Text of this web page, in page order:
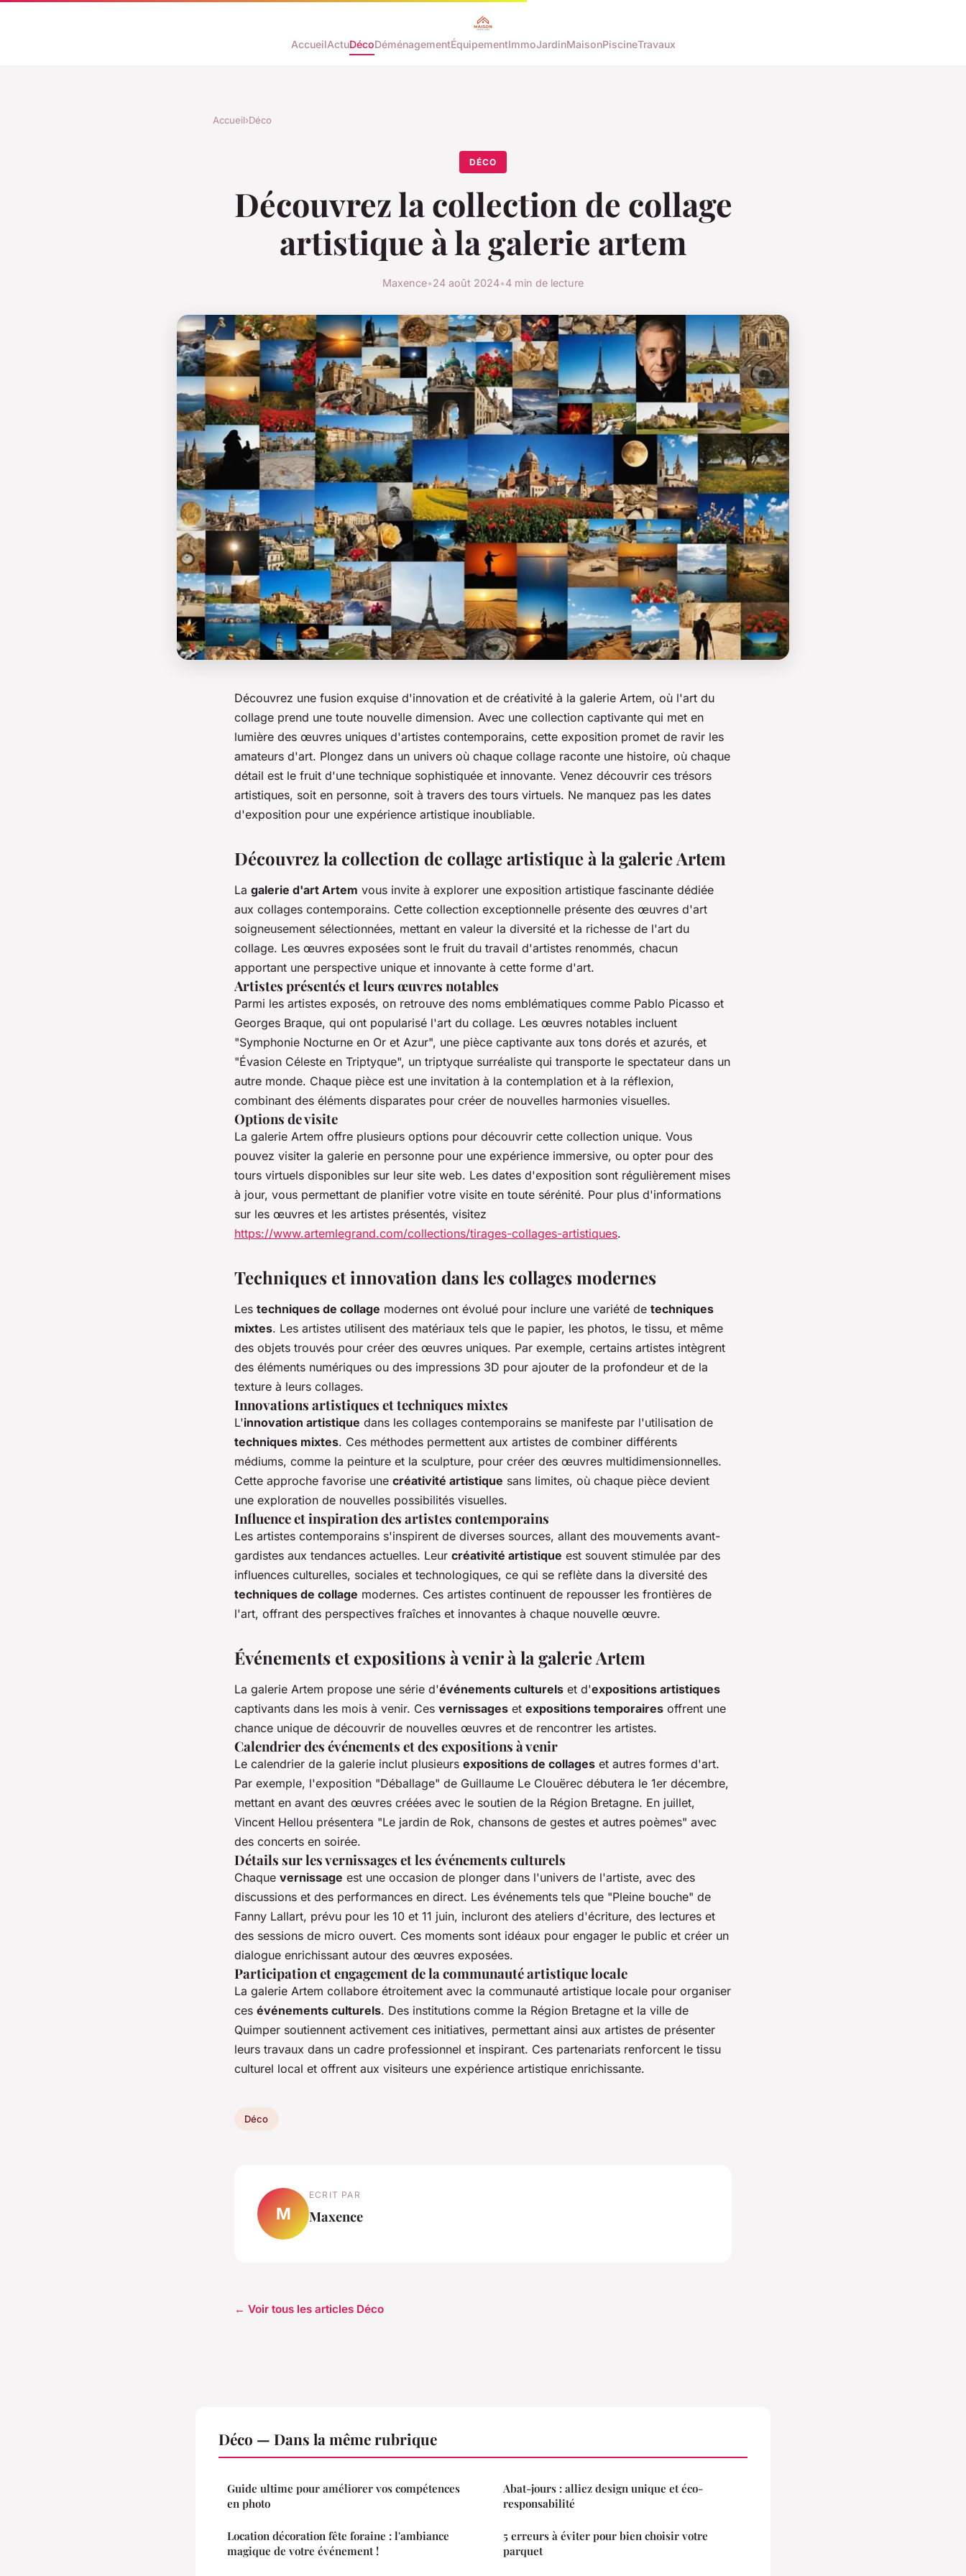
AccueilActuDécoDéménagementÉquipementImmoJardinMaisonPiscineTravaux
Accueil›Déco
DÉCO
Découvrez la collection de collage
artistique à la galerie artem
Maxence•24 août 2024•4 min de lecture
Découvrez une fusion exquise d'innovation et de créativité à la galerie Artem, où l'art du
collage prend une toute nouvelle dimension. Avec une collection captivante qui met en
lumière des œuvres uniques d'artistes contemporains, cette exposition promet de ravir les
amateurs d'art. Plongez dans un univers où chaque collage raconte une histoire, où chaque
détail est le fruit d'une technique sophistiquée et innovante. Venez découvrir ces trésors
artistiques, soit en personne, soit à travers des tours virtuels. Ne manquez pas les dates
d'exposition pour une expérience artistique inoubliable.
Découvrez la collection de collage artistique à la galerie Artem
La galerie d'art Artem vous invite à explorer une exposition artistique fascinante dédiée
aux collages contemporains. Cette collection exceptionnelle présente des œuvres d'art
soigneusement sélectionnées, mettant en valeur la diversité et la richesse de l'art du
collage. Les œuvres exposées sont le fruit du travail d'artistes renommés, chacun
apportant une perspective unique et innovante à cette forme d'art.
Artistes présentés et leurs œuvres notables
Parmi les artistes exposés, on retrouve des noms emblématiques comme Pablo Picasso et
Georges Braque, qui ont popularisé l'art du collage. Les œuvres notables incluent
"Symphonie Nocturne en Or et Azur", une pièce captivante aux tons dorés et azurés, et
"Évasion Céleste en Triptyque", un triptyque surréaliste qui transporte le spectateur dans un
autre monde. Chaque pièce est une invitation à la contemplation et à la réflexion,
combinant des éléments disparates pour créer de nouvelles harmonies visuelles.
Options de visite
La galerie Artem offre plusieurs options pour découvrir cette collection unique. Vous
pouvez visiter la galerie en personne pour une expérience immersive, ou opter pour des
tours virtuels disponibles sur leur site web. Les dates d'exposition sont régulièrement mises
à jour, vous permettant de planifier votre visite en toute sérénité. Pour plus d'informations
sur les œuvres et les artistes présentés, visitez
https://www.artemlegrand.com/collections/tirages-collages-artistiques.
Techniques et innovation dans les collages modernes
Les techniques de collage modernes ont évolué pour inclure une variété de techniques
mixtes. Les artistes utilisent des matériaux tels que le papier, les photos, le tissu, et même
des objets trouvés pour créer des œuvres uniques. Par exemple, certains artistes intègrent
des éléments numériques ou des impressions 3D pour ajouter de la profondeur et de la
texture à leurs collages.
Innovations artistiques et techniques mixtes
L'innovation artistique dans les collages contemporains se manifeste par l'utilisation de
techniques mixtes. Ces méthodes permettent aux artistes de combiner différents
médiums, comme la peinture et la sculpture, pour créer des œuvres multidimensionnelles.
Cette approche favorise une créativité artistique sans limites, où chaque pièce devient
une exploration de nouvelles possibilités visuelles.
Influence et inspiration des artistes contemporains
Les artistes contemporains s'inspirent de diverses sources, allant des mouvements avant-
gardistes aux tendances actuelles. Leur créativité artistique est souvent stimulée par des
influences culturelles, sociales et technologiques, ce qui se reflète dans la diversité des
techniques de collage modernes. Ces artistes continuent de repousser les frontières de
l'art, offrant des perspectives fraîches et innovantes à chaque nouvelle œuvre.
Événements et expositions à venir à la galerie Artem
La galerie Artem propose une série d'événements culturels et d'expositions artistiques
captivants dans les mois à venir. Ces vernissages et expositions temporaires offrent une
chance unique de découvrir de nouvelles œuvres et de rencontrer les artistes.
Calendrier des événements et des expositions à venir
Le calendrier de la galerie inclut plusieurs expositions de collages et autres formes d'art.
Par exemple, l'exposition "Déballage" de Guillaume Le Clouërec débutera le 1er décembre,
mettant en avant des œuvres créées avec le soutien de la Région Bretagne. En juillet,
Vincent Hellou présentera "Le jardin de Rok, chansons de gestes et autres poèmes" avec
des concerts en soirée.
Détails sur les vernissages et les événements culturels
Chaque vernissage est une occasion de plonger dans l'univers de l'artiste, avec des
discussions et des performances en direct. Les événements tels que "Pleine bouche" de
Fanny Lallart, prévu pour les 10 et 11 juin, incluront des ateliers d'écriture, des lectures et
des sessions de micro ouvert. Ces moments sont idéaux pour engager le public et créer un
dialogue enrichissant autour des œuvres exposées.
Participation et engagement de la communauté artistique locale
La galerie Artem collabore étroitement avec la communauté artistique locale pour organiser
ces événements culturels. Des institutions comme la Région Bretagne et la ville de
Quimper soutiennent activement ces initiatives, permettant ainsi aux artistes de présenter
leurs travaux dans un cadre professionnel et inspirant. Ces partenariats renforcent le tissu
culturel local et offrent aux visiteurs une expérience artistique enrichissante.
Déco
M
ECRIT PAR
Maxence
← Voir tous les articles Déco
Déco — Dans la même rubrique
Guide ultime pour améliorer vos compétences
en photo
Location décoration fête foraine : l'ambiance
magique de votre événement !
Abat-jours : alliez design unique et éco-
responsabilité
5 erreurs à éviter pour bien choisir votre
parquet